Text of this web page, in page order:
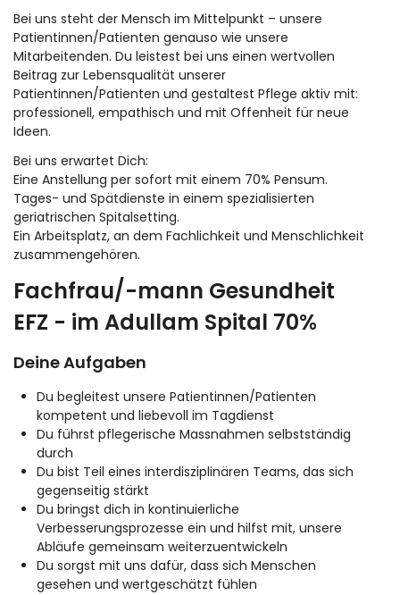
Bei uns steht der Mensch im Mittelpunkt – unsere
Patientinnen/Patienten genauso wie unsere
Mitarbeitenden. Du leistest bei uns einen wertvollen
Beitrag zur Lebensqualität unserer
Patientinnen/Patienten und gestaltest Pflege aktiv mit:
professionell, empathisch und mit Offenheit für neue
Ideen.
Bei uns erwartet Dich:
Eine Anstellung per sofort mit einem 70% Pensum.
Tages- und Spätdienste in einem spezialisierten
geriatrischen Spitalsetting.
Ein Arbeitsplatz, an dem Fachlichkeit und Menschlichkeit
zusammengehören.
Fachfrau/-mann Gesundheit
EFZ - im Adullam Spital 70%
Deine Aufgaben
Du begleitest unsere Patientinnen/Patienten
kompetent und liebevoll im Tagdienst
Du führst pflegerische Massnahmen selbstständig
durch
Du bist Teil eines interdisziplinären Teams, das sich
gegenseitig stärkt
Du bringst dich in kontinuierliche
Verbesserungsprozesse ein und hilfst mit, unsere
Abläufe gemeinsam weiterzuentwickeln
Du sorgst mit uns dafür, dass sich Menschen
gesehen und wertgeschätzt fühlen